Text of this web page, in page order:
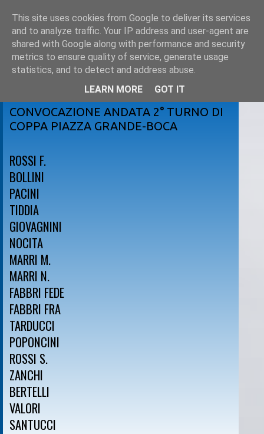
martedì 1 novembre 2011
CONVOCAZIONE ANDATA 2° TURNO DI
COPPA PIAZZA GRANDE-BOCA
ROSSI F.
BOLLINI
PACINI
TIDDIA
GIOVAGNINI
NOCITA
MARRI M.
MARRI N.
FABBRI FEDE
FABBRI FRA
TARDUCCI
POPONCINI
ROSSI S.
ZANCHI
BERTELLI
VALORI
SANTUCCI
This site uses cookies from Google to deliver its services
and to analyze traffic. Your IP address and user-agent are
shared with Google along with performance and security
metrics to ensure quality of service, generate usage
statistics, and to detect and address abuse.
LEARN MORE
GOT IT